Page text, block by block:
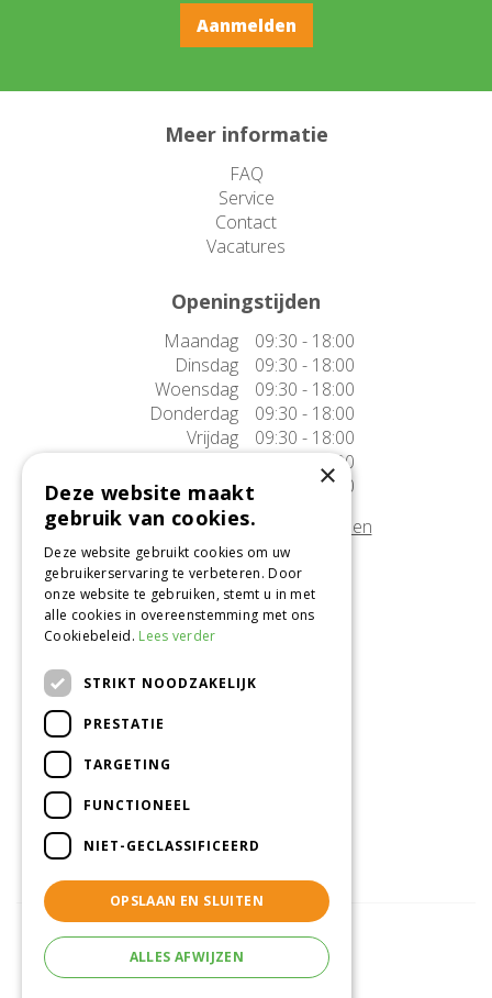
Meer informatie
FAQ
Service
Contact
Vacatures
Openingstijden
Maandag
09:30 - 18:00
Dinsdag
09:30 - 18:00
Woensdag
09:30 - 18:00
Donderdag
09:30 - 18:00
Vrijdag
09:30 - 18:00
Zaterdag
09:30 - 17:00
Zondag
10:00 - 17:00
Afwijkende openingstijden tonen
Onze locatie
Tuincentrum Alméérplant
Jac. P. Thijsseweg 4
pinterest
© Tuincentrum Alméérplant
×
Deze website maakt
gebruik van cookies.
Deze website gebruikt cookies om uw
gebruikerservaring te verbeteren. Door
onze website te gebruiken, stemt u in met
alle cookies in overeenstemming met ons
Cookiebeleid. Lees verder
STRIKT NOODZAKELIJK
PRESTATIE
TARGETING
FUNCTIONEEL
NIET-GECLASSIFICEERD
OPSLAAN EN SLUITEN
ALLES AFWIJZEN